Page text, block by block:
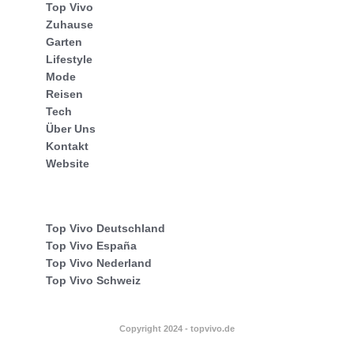
Top Vivo
Zuhause
Garten
Lifestyle
Mode
Reisen
Tech
Über Uns
Kontakt
Website
Top Vivo Deutschland
Top Vivo España
Top Vivo Nederland
Top Vivo Schweiz
Copyright 2024 - topvivo.de